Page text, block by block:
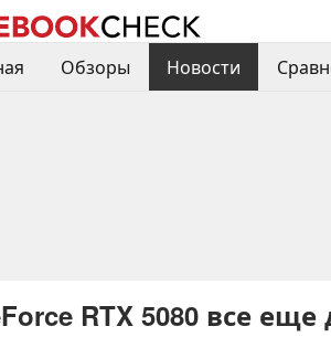
Обзоры Новости
RTX 5080 все